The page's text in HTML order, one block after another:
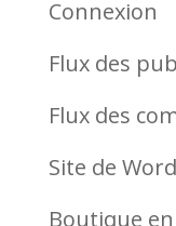
Connexion
Flux des
Flux des
Site de
Boutique